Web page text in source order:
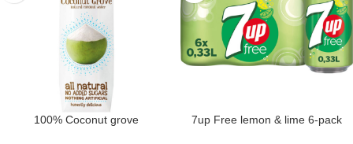
100% Coconut grove 7up Free lemon & lime 6-pack